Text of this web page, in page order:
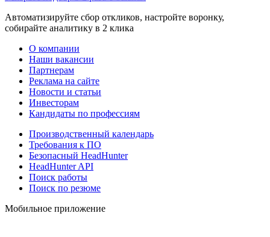
Автоматизируйте сбор откликов, настройте воронку,
собирайте аналитику в 2 клика
О компании
Наши вакансии
Партнерам
Реклама на сайте
Новости и статьи
Инвесторам
Кандидаты по профессиям
Производственный календарь
Требования к ПО
Безопасный HeadHunter
HeadHunter API
Поиск работы
Поиск по резюме
Мобильное приложение